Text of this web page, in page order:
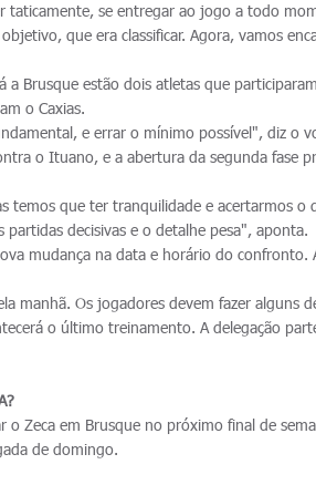
taticamente, se entregar ao jogo a todo
que era classificar. Agora, vamos
Brusque estão dois atletas que
o Caxias.
e errar o mínimo possível", diz o
o Ituano, e a abertura da segunda fase
temos que ter tranquilidade e acertarmos o
decisivas e o detalhe pesa", aponta.
mudança na data e horário do confronto.
manhã. Os jogadores devem fazer alguns
o último treinamento. A delegação
o Zeca em Brusque no próximo final de
de domingo.